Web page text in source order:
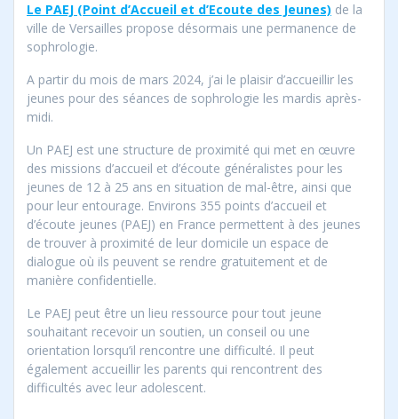
Le PAEJ (Point d’Accueil et d’Ecoute des Jeunes) de la
ville de Versailles propose désormais une permanence de
sophrologie.
A partir du mois de mars 2024, j’ai le plaisir d’accueillir les
jeunes pour des séances de sophrologie les mardis après-
midi.
Un PAEJ est une structure de proximité qui met en œuvre
des missions d’accueil et d’écoute généralistes pour les
jeunes de 12 à 25 ans en situation de mal-être, ainsi que
pour leur entourage. Environs 355 points d’accueil et
d’écoute jeunes (PAEJ) en France permettent à des jeunes
de trouver à proximité de leur domicile un espace de
dialogue où ils peuvent se rendre gratuitement et de
manière confidentielle.
Le PAEJ peut être un lieu ressource pour tout jeune
souhaitant recevoir un soutien, un conseil ou une
orientation lorsqu’il rencontre une difficulté. Il peut
également accueillir les parents qui rencontrent des
difficultés avec leur adolescent.